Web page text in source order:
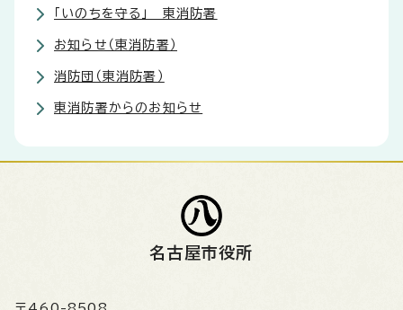
「いのちを守る」 東消防署
お知らせ（東消防署）
消防団（東消防署）
東消防署からのお知らせ
名古屋市役所